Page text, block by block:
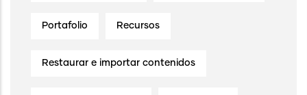
Portafolio Recursos
Restaurar e importar contenidos